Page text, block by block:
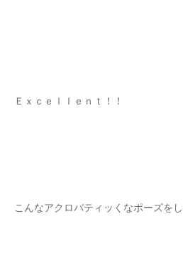
Ｅｘｃｅｌｌｅｎｔ！！
こんなアクロバティッくなポーズをし